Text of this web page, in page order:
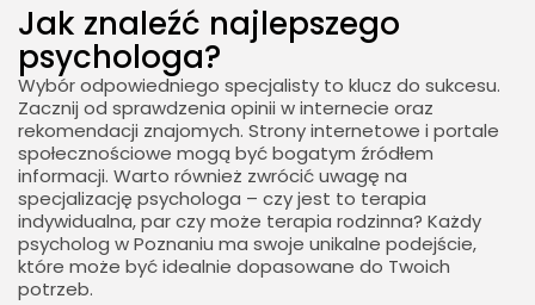
Jak znaleźć najlepszego
psychologa?
Wybór odpowiedniego specjalisty to klucz do sukcesu.
Zacznij od sprawdzenia opinii w internecie oraz
rekomendacji znajomych. Strony internetowe i portale
społecznościowe mogą być bogatym źródłem
informacji. Warto również zwrócić uwagę na
specjalizację psychologa – czy jest to terapia
indywidualna, par czy może terapia rodzinna? Każdy
psycholog w Poznaniu ma swoje unikalne podejście,
które może być idealnie dopasowane do Twoich
potrzeb.